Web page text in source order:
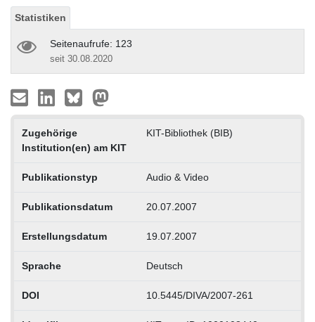
Statistiken
Seitenaufrufe: 123
seit 30.08.2020
Zugehörige
Institution(en) am KIT
KIT-Bibliothek (BIB)
Publikationstyp Audio & Video
Publikationsdatum 20.07.2007
Erstellungsdatum 19.07.2007
Sprache Deutsch
DOI 10.5445/DIVA/2007-261